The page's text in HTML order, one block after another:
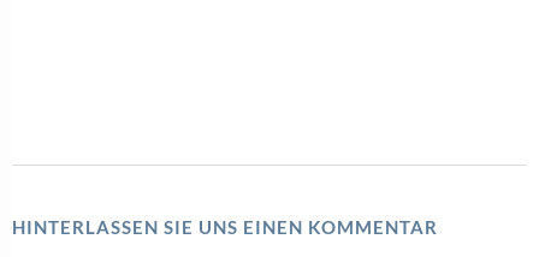
HINTERLASSEN SIE UNS EINEN KOMMENTAR